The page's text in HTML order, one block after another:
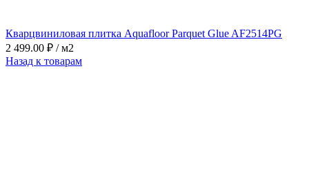
Кварцвиниловая плитка Aquafloor Parquet Glue AF2514PG
2 499.00 ₽ / м2
Назад к товарам